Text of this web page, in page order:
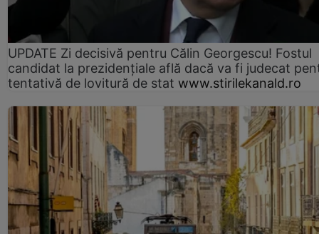
UPDATE Zi decisivă pentru Călin Georgescu! Fostul
candidat la prezidențiale află dacă va fi judecat
tentativă de lovitură de stat www.stirilekanald.ro